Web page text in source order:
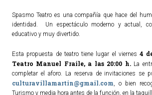
Spasmo Teatro es una compañía que hace del
identidad. Un espectáculo moderno y actual,
educativo y muy divertido.
Esta propuesta de teatro tiene lugar el viernes 4
Teatro Manuel Fraile, a las 20:00 h.La
completar el aforo. La reserva de invitaciones se
culturavillamartin@gmail.com, o bien
Turismo y media hora antes de la función, en la